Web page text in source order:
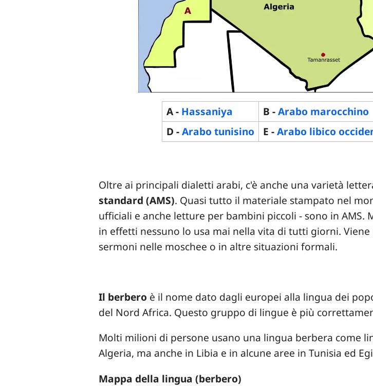
A - Hassaniya B -Arabo marocchino
D -Arabo tunisino E -Arabo libico
Oltre ai principali dialetti arabi, c'è anche una varietà
standard (AMS). Quasi tutto il materiale stampato nel
ufficiali e anche letture per bambini piccoli - sono in AMS.
in effetti nessuno lo usa mai nella vita di tutti giorni.
sermoni nelle moschee o in altre situazioni formali.
Il berbero è il nome dato dagli europei alla lingua dei
del Nord Africa. Questo gruppo di lingue è più
Molti milioni di persone usano una lingua berbera come
Algeria, ma anche in Libia e in alcune aree in Tunisia ed
Mappa della lingua (berbero)